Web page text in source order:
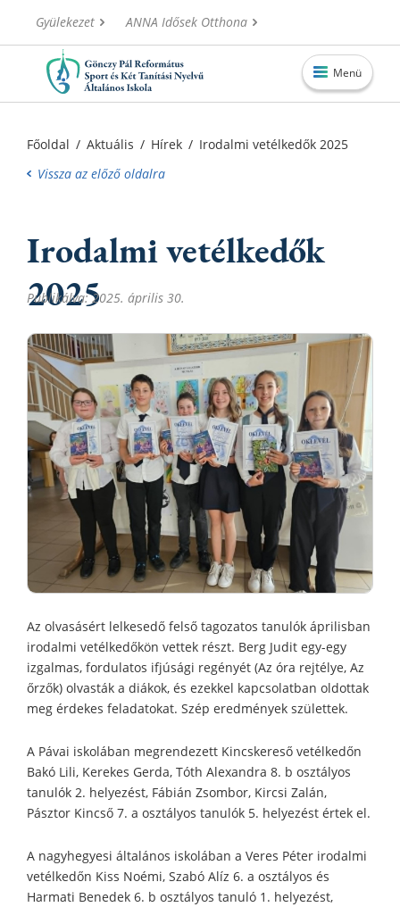
Gyülekezet ANNA Idősek Otthona
Menü
Alapítvány
Elérhetőségek
Főoldal / Aktuális / Hírek / Irodalmi vetélkedők 2025
Vissza az előző oldalra
Irodalmi vetélkedők
2025
Publikálva: 2025. április 30.
Az olvasásért lelkesedő felső tagozatos tanulók áprilisban
irodalmi vetélkedőkön vettek részt. Berg Judit egy-egy
izgalmas, fordulatos ifjúsági regényét (Az óra rejtélye, Az
őrzők) olvasták a diákok, és ezekkel kapcsolatban oldottak
meg érdekes feladatokat. Szép eredmények születtek.
A Pávai iskolában megrendezett Kincskereső vetélkedőn
Bakó Lili, Kerekes Gerda, Tóth Alexandra 8. b osztályos
tanulók 2. helyezést, Fábián Zsombor, Kircsi Zalán,
Pásztor Kincső 7. a osztályos tanulók 5. helyezést értek el.
A nagyhegyesi általános iskolában a Veres Péter irodalmi
vetélkedőn Kiss Noémi, Szabó Alíz 6. a osztályos és
Harmati Benedek 6. b osztályos tanuló 1. helyezést,